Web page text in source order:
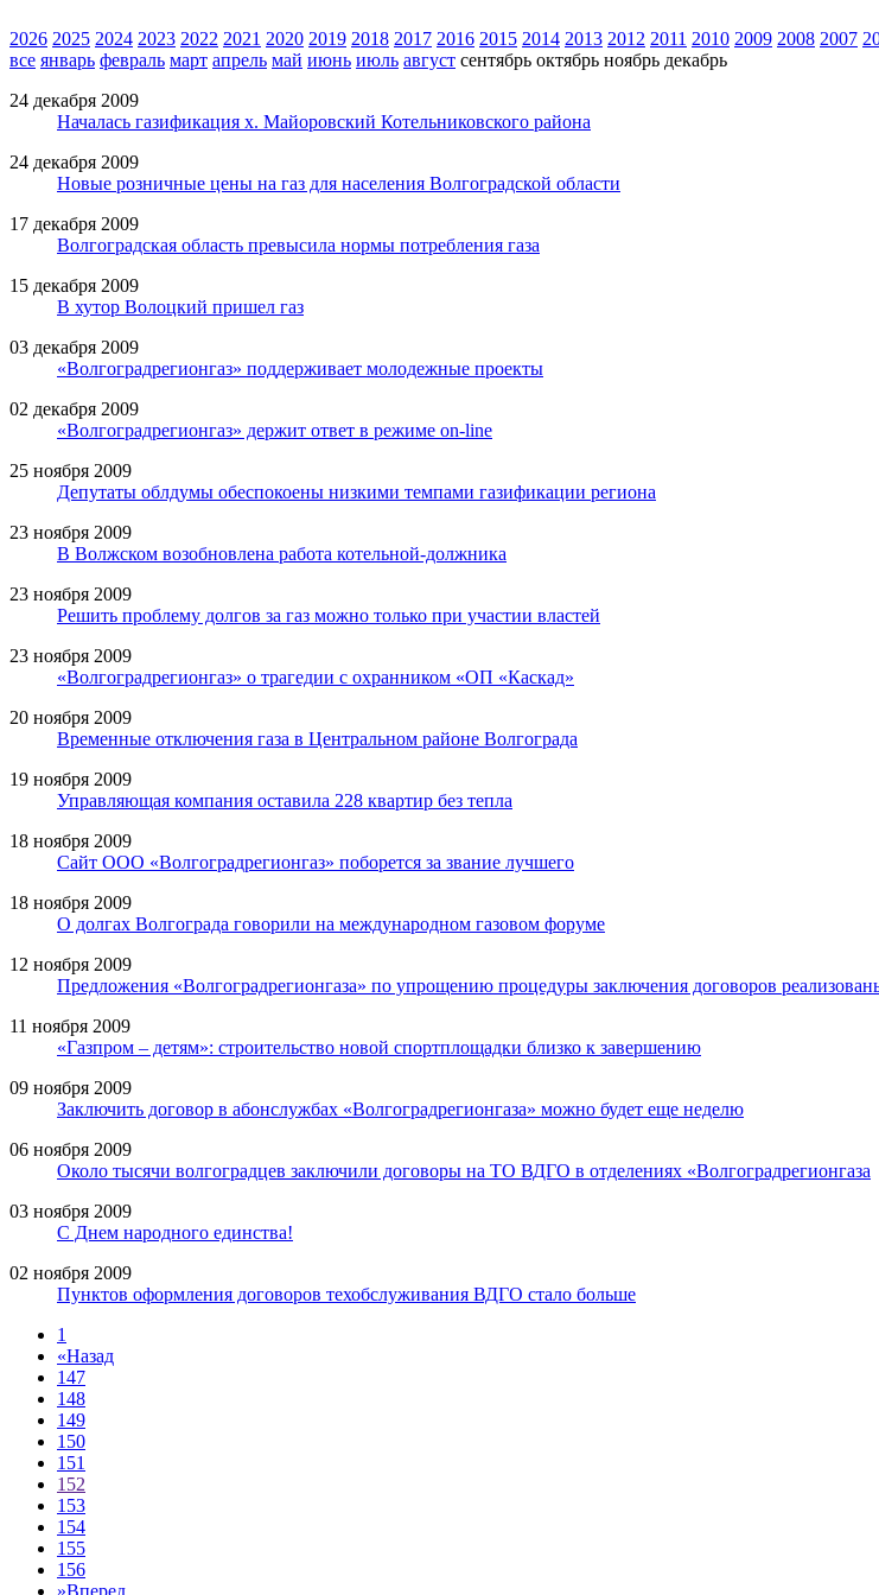
2026 2025 2024 2023 2022 2021 2020 2019 2018 2017 2016 2015 2014 2013 2012 2011 2010 2009 2008 2007
все январь февраль март апрель май июнь июль август сентябрь октябрь ноябрь декабрь
24 декабря 2009
Началась газификация х. Майоровский Котельниковского района
24 декабря 2009
Новые розничные цены на газ для населения Волгоградской области
17 декабря 2009
Волгоградская область превысила нормы потребления газа
15 декабря 2009
В хутор Волоцкий пришел газ
03 декабря 2009
«Волгоградрегионгаз» поддерживает молодежные проекты
02 декабря 2009
«Волгоградрегионгаз» держит ответ в режиме on-line
25 ноября 2009
Депутаты облдумы обеспокоены низкими темпами газификации региона
23 ноября 2009
В Волжском возобновлена работа котельной-должника
23 ноября 2009
Решить проблему долгов за газ можно только при участии властей
23 ноября 2009
«Волгоградрегионгаз» о трагедии с охранником «ОП «Каскад»
20 ноября 2009
Временные отключения газа в Центральном районе Волгограда
19 ноября 2009
Управляющая компания оставила 228 квартир без тепла
18 ноября 2009
Сайт ООО «Волгоградрегионгаз» поборется за звание лучшего
18 ноября 2009
О долгах Волгограда говорили на международном газовом форуме
12 ноября 2009
Предложения «Волгоградрегионгаза» по упрощению процедуры заключения договоров
11 ноября 2009
«Газпром – детям»: строительство новой спортплощадки близко к завершению
09 ноября 2009
Заключить договор в абонслужбах «Волгоградрегионгаза» можно будет еще неделю
06 ноября 2009
Около тысячи волгоградцев заключили договоры на ТО ВДГО в отделениях «Волгоградрегионгаза
03 ноября 2009
С Днем народного единства!
02 ноября 2009
Пунктов оформления договоров техобслуживания ВДГО стало больше
1
«Назад
147
148
149
150
151
152
153
154
155
156
»Вперед